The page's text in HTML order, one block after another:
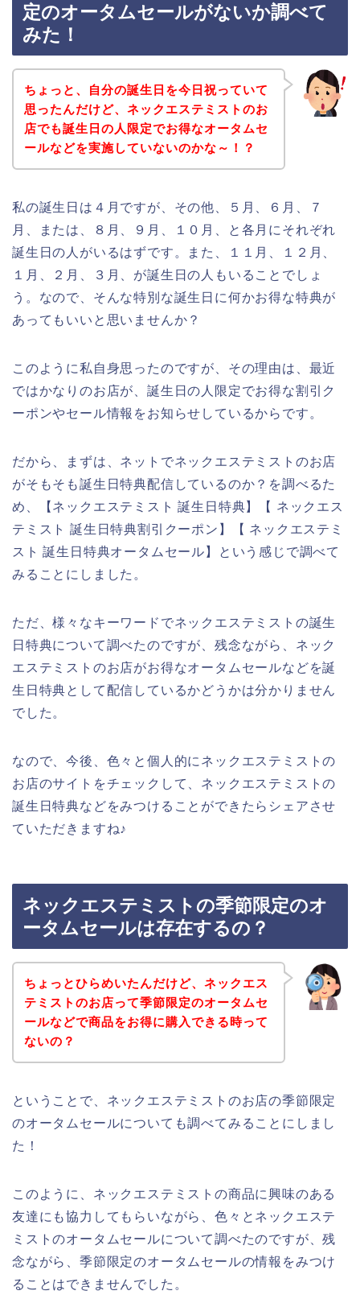
定のオータムセールがないか調べて
みた！
ちょっと、自分の誕生日を今日祝っていて
思ったんだけど、ネックエステミストのお
店でも誕生日の人限定でお得なオータムセ
ールなどを実施していないのかな～！？
私の誕生日は４月ですが、その他、５月、６月、７
月、または、８月、９月、１０月、と各月にそれぞれ
誕生日の人がいるはずです。また、１１月、１２月、
１月、２月、３月、が誕生日の人もいることでしょ
う。なので、そんな特別な誕生日に何かお得な特典が
あってもいいと思いませんか？
このように私自身思ったのですが、その理由は、最近
ではかなりのお店が、誕生日の人限定でお得な割引ク
ーポンやセール情報をお知らせしているからです。
だから、まずは、ネットでネックエステミストのお店
がそもそも誕生日特典配信しているのか？を調べるた
め、【ネックエステミスト 誕生日特典】【 ネックエス
テミスト 誕生日特典割引クーポン】【 ネックエステミ
スト 誕生日特典オータムセール】という感じで調べて
みることにしました。
ただ、様々なキーワードでネックエステミストの誕生
日特典について調べたのですが、残念ながら、ネック
エステミストのお店がお得なオータムセールなどを誕
生日特典として配信しているかどうかは分かりません
でした。
なので、今後、色々と個人的にネックエステミストの
お店のサイトをチェックして、ネックエステミストの
誕生日特典などをみつけることができたらシェアさせ
ていただきますね♪
ネックエステミストの季節限定のオ
ータムセールは存在するの？
ちょっとひらめいたんだけど、ネックエス
テミストのお店って季節限定のオータムセ
ールなどで商品をお得に購入できる時って
ないの？
ということで、ネックエステミストのお店の季節限定
のオータムセールについても調べてみることにしまし
た！
このように、ネックエステミストの商品に興味のある
友達にも協力してもらいながら、色々とネックエステ
ミストのオータムセールについて調べたのですが、残
念ながら、季節限定のオータムセールの情報をみつけ
ることはできませんでした。